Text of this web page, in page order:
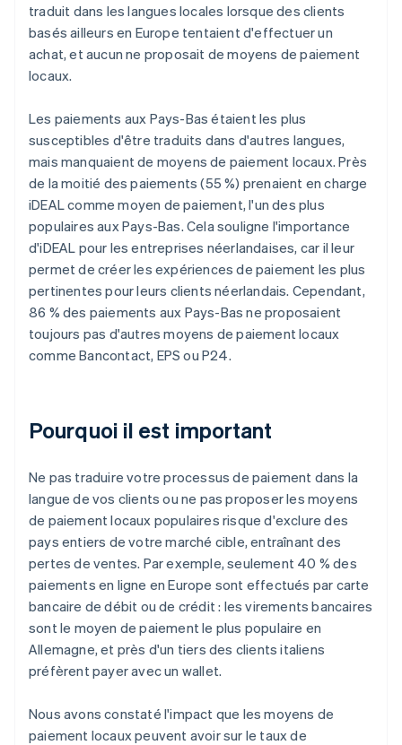
traduit dans les langues locales lorsque des clients
basés ailleurs en Europe tentaient d'effectuer un
achat, et aucun ne proposait de moyens de paiement
locaux.
Les paiements aux Pays-Bas étaient les plus
susceptibles d'être traduits dans d'autres langues,
mais manquaient de moyens de paiement locaux. Près
de la moitié des paiements (55 %) prenaient en charge
iDEAL comme moyen de paiement, l'un des plus
populaires aux Pays-Bas. Cela souligne l'importance
d'iDEAL pour les entreprises néerlandaises, car il leur
permet de créer les expériences de paiement les plus
pertinentes pour leurs clients néerlandais. Cependant,
86 % des paiements aux Pays-Bas ne proposaient
toujours pas d'autres moyens de paiement locaux
comme Bancontact, EPS ou P24.
Pourquoi il est important
Ne pas traduire votre processus de paiement dans la
langue de vos clients ou ne pas proposer les moyens
de paiement locaux populaires risque d'exclure des
pays entiers de votre marché cible, entraînant des
pertes de ventes. Par exemple, seulement 40 % des
paiements en ligne en Europe sont effectués par carte
bancaire de débit ou de crédit : les virements bancaires
sont le moyen de paiement le plus populaire en
Allemagne, et près d'un tiers des clients italiens
préfèrent payer avec un wallet.
Nous avons constaté l'impact que les moyens de
paiement locaux peuvent avoir sur le taux de